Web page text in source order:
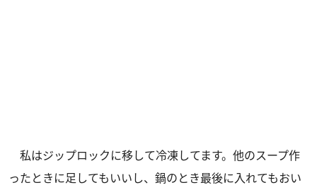
私はジップロックに移して冷凍してます。他のスープ作
ったときに足してもいいし、鍋のとき最後に入れてもおい